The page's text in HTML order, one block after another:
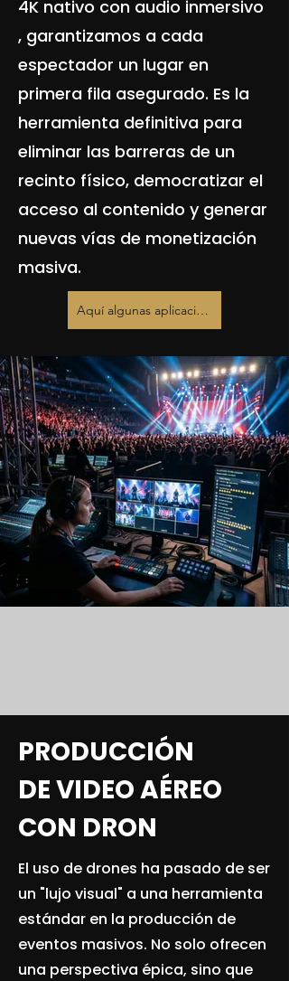
4K nativo con audio inmersivo
, garantizamos a cada
espectador un lugar en
primera fila asegurado. Es la
herramienta definitiva para
eliminar las barreras de un
recinto físico, democratizar el
acceso al contenido y generar
nuevas vías de monetización
masiva.
Aquí algunas aplicaciones
PRODUCCIÓN
DE VIDEO AÉREO
CON DRON
El uso de drones ha pasado de ser
un "lujo visual" a una herramienta
estándar en la producción de
eventos masivos. No solo ofrecen
una perspectiva épica, sino que